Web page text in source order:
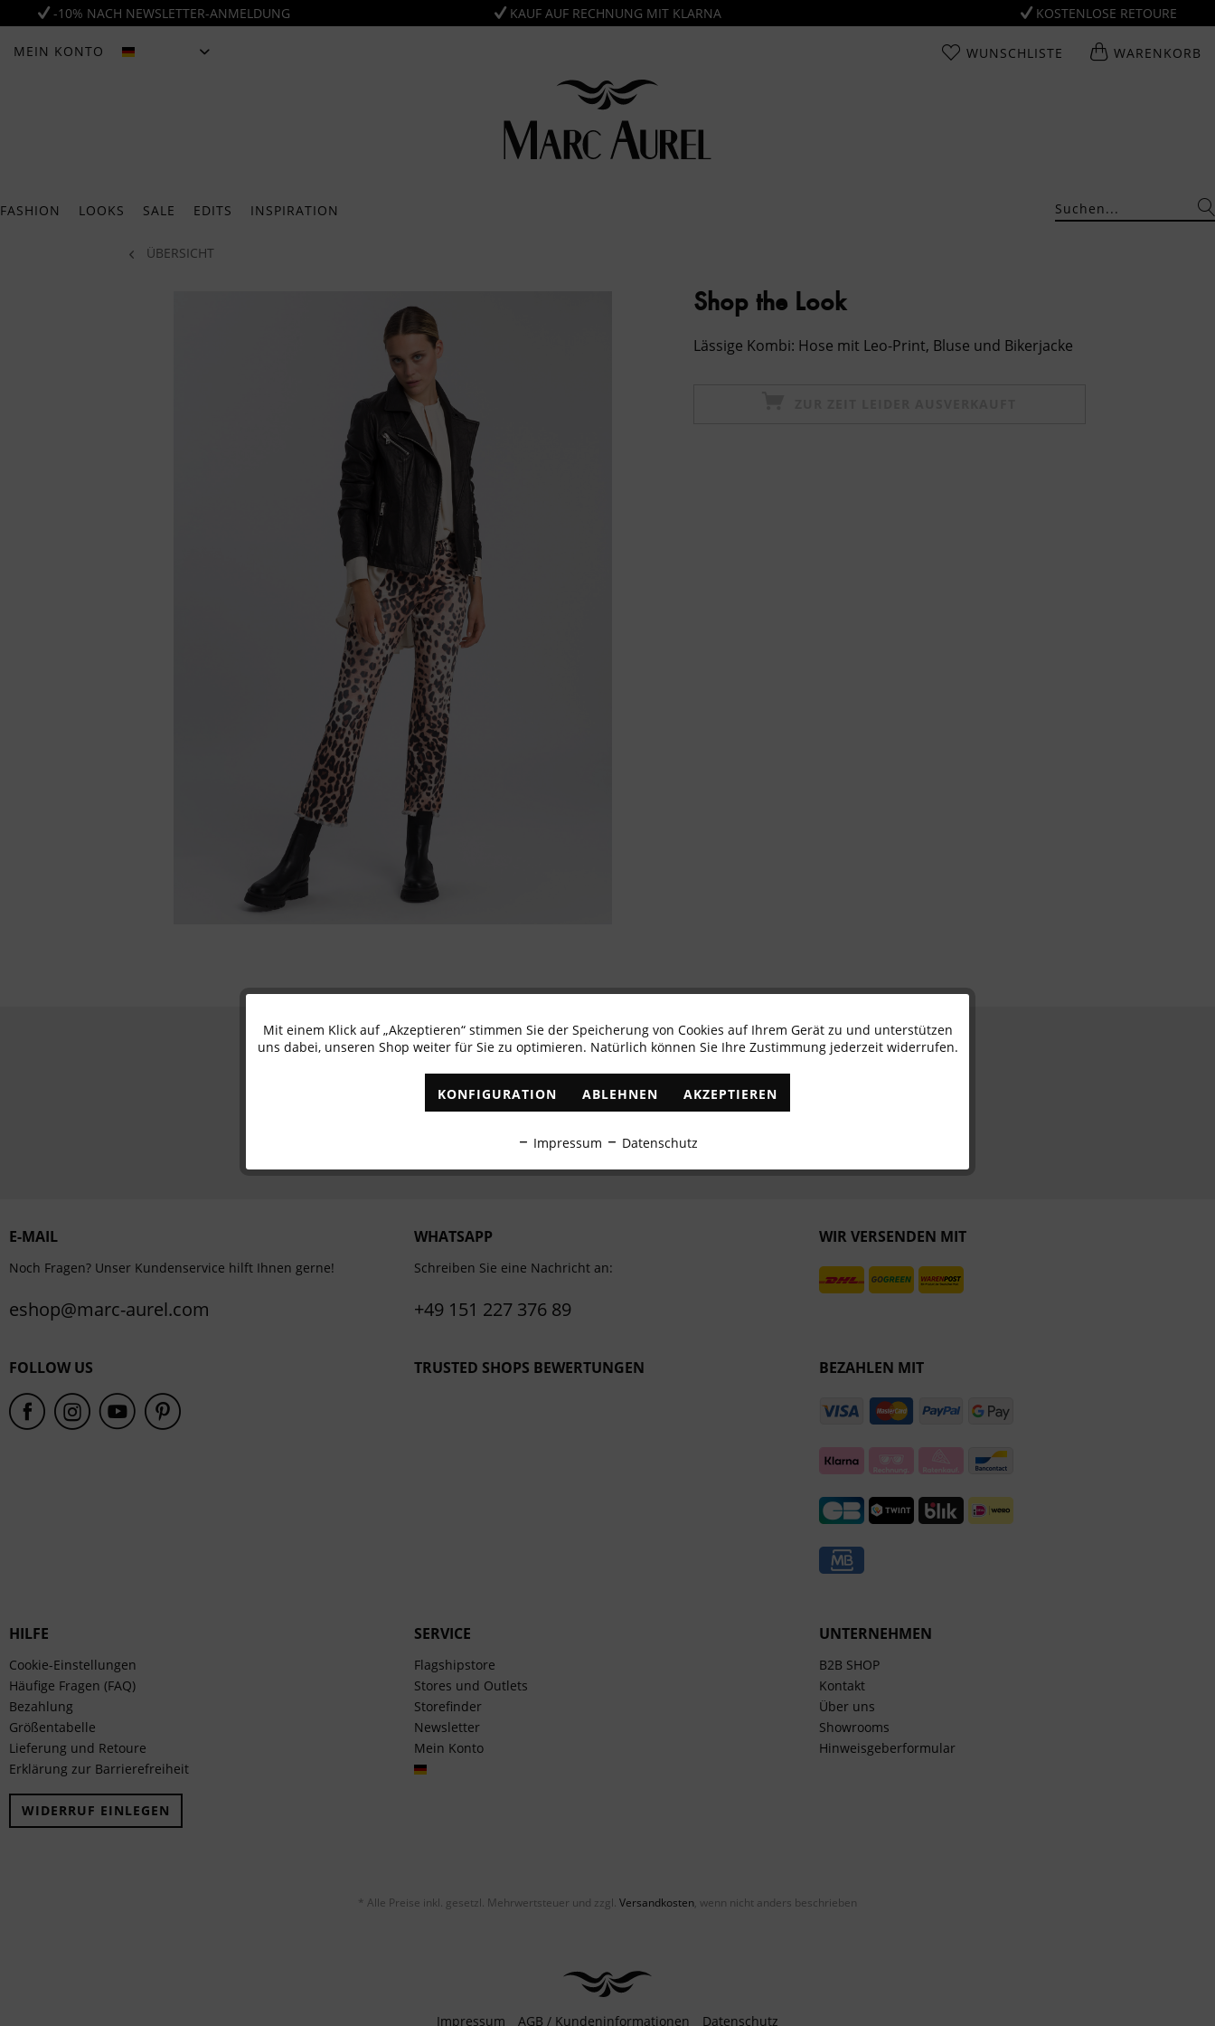
-10% NACH NEWSLETTER-ANMELDUNG KAUF AUF RECHNUNG MIT KLARNA KOSTENLOSE RETOURE
MEIN KONTO WUNSCHLISTE WARENKORB
FASHION LOOKS SALE EDITS INSPIRATION
ÜBERSICHT
Shop the Look
Lässige Kombi: Hose mit Leo-Print, Bluse und Bikerjacke
Newsletter abonnieren & 10% - Gutschein erhalten
✓ Exklusive Angebote ✓ Die aktuellsten Trends
E-MAIL
Noch Fragen? Unser Kundenservice hilft Ihnen gerne!
eshop@marc-aurel.com
WHATSAPP
Schreiben Sie eine Nachricht an:
+49 151 227 376 89
WIR VERSENDEN MIT
FOLLOW US TRUSTED SHOPS BEWERTUNGEN BEZAHLEN MIT
HILFE
Cookie-Einstellungen
Häufige Fragen (FAQ)
Bezahlung
Größentabelle
Lieferung und Retoure
Erklärung zur Barrierefreiheit
WIDERRUF EINLEGEN
SERVICE
Flagshipstore
Stores und Outlets
Storefinder
Newsletter
Mein Konto
UNTERNEHMEN
B2B SHOP
Kontakt
Über uns
Showrooms
Hinweisgeberformular
* Alle Preise inkl. gesetzl. Mehrwertsteuer und zzgl. Versandkosten, wenn nicht anders beschrieben
Impressum AGB / Kundeninformationen Datenschutz
Funktionale Aktiv
Mit einem Klick auf „Akzeptieren“ stimmen Sie der Speicherung von Cookies auf Ihrem Gerät zu und unterstützen
uns dabei, unseren Shop weiter für Sie zu optimieren. Natürlich können Sie Ihre Zustimmung jederzeit widerrufen.
KONFIGURATION ABLEHNEN AKZEPTIEREN
Impressum Datenschutz